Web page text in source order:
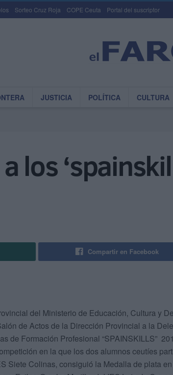
Sorteo Cruz Roja COPE Ceuta Portal del suscriptor
JUSTICIA POLÍTICA CULTURA
los
Compartir en Facebook
del Ministerio de Educación, Cultura y
de Actos de la Dirección Provincial a la
de Formación Profesional “SPAINSKILLS”
en la que los dos alumnos ceutíes
Siete Colinas, consiguió la Medalla de plata